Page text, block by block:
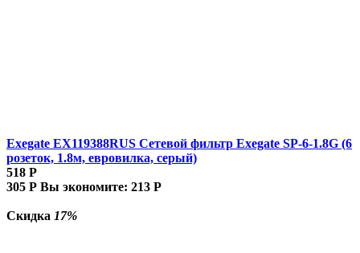
Exegate EX119388RUS Сетевой фильтр Exegate SP-6-1.8G (6
розеток, 1.8м, евровилка, серый)
518 Р
305 Р Вы экономите: 213 Р
Скидка 17%